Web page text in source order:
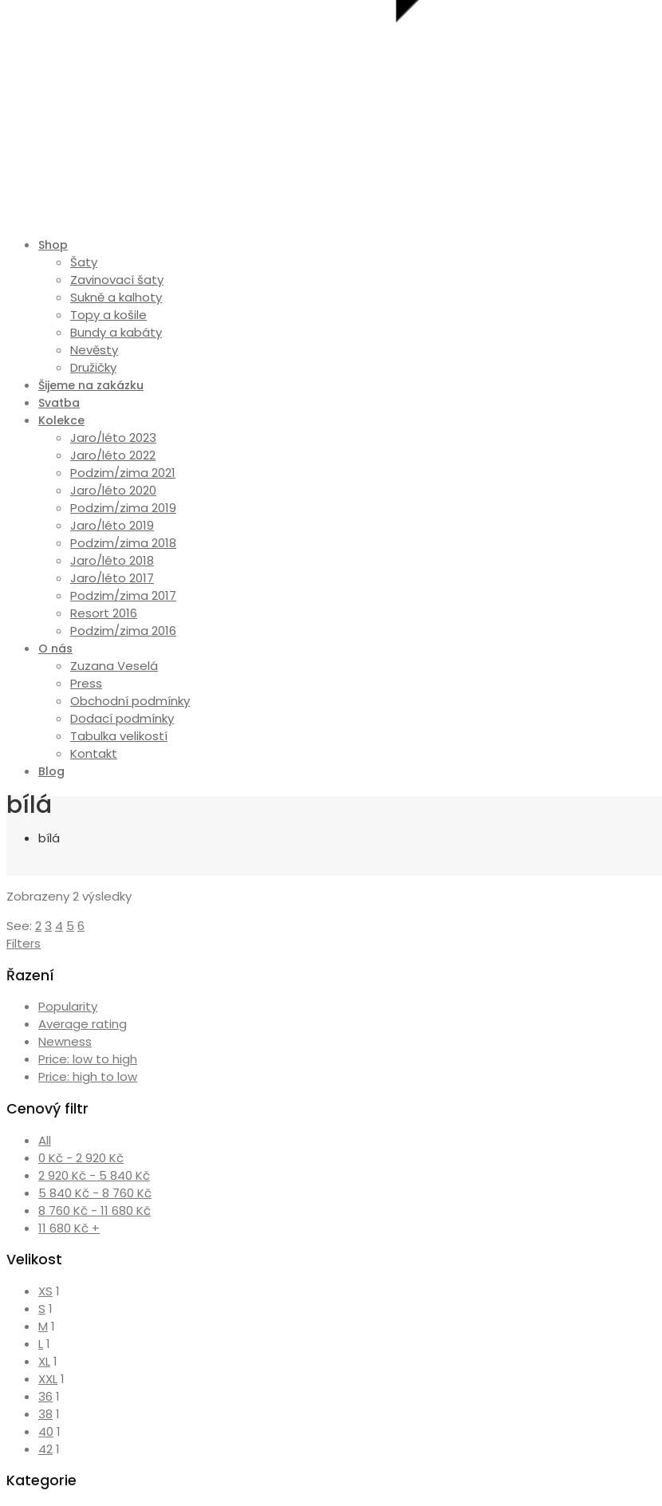
Shop
Šaty
Zavinovací šaty
Sukně a kalhoty
Topy a košile
Bundy a kabáty
Nevěsty
Družičky
Šijeme na zakázku
Svatba
Kolekce
Jaro/léto 2023
Jaro/léto 2022
Podzim/zima 2021
Jaro/léto 2020
Podzim/zima 2019
Jaro/léto 2019
Podzim/zima 2018
Jaro/léto 2018
Jaro/léto 2017
Podzim/zima 2017
Resort 2016
Podzim/zima 2016
O nás
Zuzana Veselá
Press
Obchodní podmínky
Dodací podmínky
Tabulka velikostí
Kontakt
Blog
bílá
bílá
Zobrazeny 2 výsledkySeřazeno
See: 2 3 4 5 6
Filters
Řazení
Popularity
Average rating
Newness
Price: low to high
Price: high to low
Cenový filtr
All
0 Kč - 2 920 Kč
2 920 Kč - 5 840 Kč
5 840 Kč - 8 760 Kč
8 760 Kč - 11 680 Kč
11 680 Kč +
Velikost
XS 1
S 1
M 1
L1
XL1
XXL1
36 1
38 1
40 1
421
Kategorie